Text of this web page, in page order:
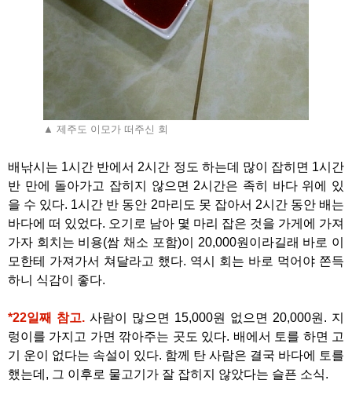
▲ 제주도 이모가 떠주신 회
배낚시는 1시간 반에서 2시간 정도 하는데 많이 잡히면 1시간
반 만에 돌아가고 잡히지 않으면 2시간은 족히 바다 위에 있
을 수 있다. 1시간 반 동안 2마리도 못 잡아서 2시간 동안 배는
바다에 떠 있었다. 오기로 남아 몇 마리 잡은 것을 가게에 가져
가자 회치는 비용(쌈 채소 포함)이 20,000원이라길래 바로 이
모한테 가져가서 쳐달라고 했다. 역시 회는 바로 먹어야 쫀득
하니 식감이 좋다.
*22일째 참고. 사람이 많으면 15,000원 없으면 20,000원. 지
렁이를 가지고 가면 깎아주는 곳도 있다. 배에서 토를 하면 고
기 운이 없다는 속설이 있다. 함께 탄 사람은 결국 바다에 토를
했는데, 그 이후로 물고기가 잘 잡히지 않았다는 슬픈 소식.